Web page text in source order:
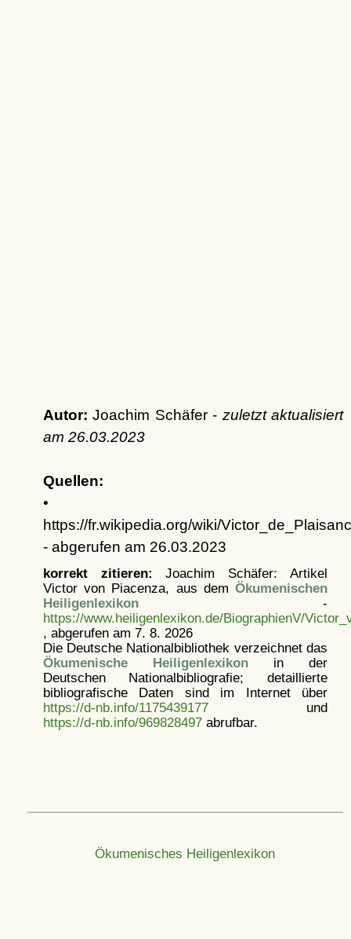
Autor: Joachim Schäfer - zuletzt aktualisiert
am 26.03.2023
Quellen:
•
https://fr.wikipedia.org/wiki/
- abgerufen am 26.03.2023
korrekt zitieren: Joachim Schäfer: Artikel
Victor von Piacenza, aus dem Ökumenischen
Heiligenlexikon-
https://www.heiligenlexikon.de/BiographienV/
, abgerufen am 7. 8. 2026
Die Deutsche Nationalbibliothek verzeichnet das
Ökumenische Heiligenlexikonin der
Deutschen Nationalbibliografie; detaillierte
bibliografische Daten sind im Internet über
https://d-nb.info/1175439177und
https://d-nb.info/969828497abrufbar.
Ökumenisches Heiligenlexikon